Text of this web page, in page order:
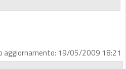
aggiornamento: 19/05/2009 18:21